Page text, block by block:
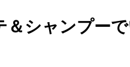
＆シャンプー